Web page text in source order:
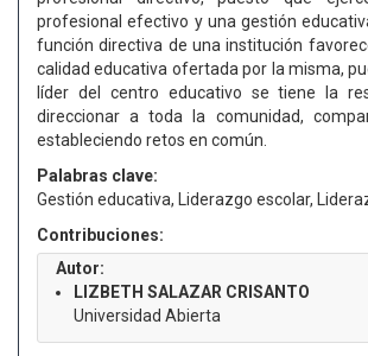
profesional efectivo y una gestión
función directiva de una institución
calidad educativa ofertada por la misma,
líder del centro educativo se tiene la
direccionar a toda la comunidad,
estableciendo retos en común.
Palabras clave:
Gestión educativa, Liderazgo escolar,
Contribuciones:
Autor:
LIZBETH SALAZAR CRISANTO
Universidad Abierta